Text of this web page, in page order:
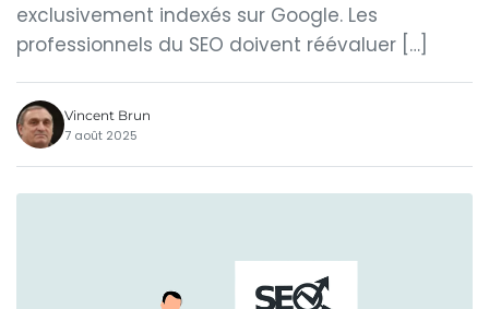
exclusivement indexés sur Google. Les
professionnels du SEO doivent réévaluer […]
Vincent Brun
7 août 2025